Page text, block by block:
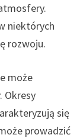
niektórych
rozwoju.
może
Okresy
się
prowadzić